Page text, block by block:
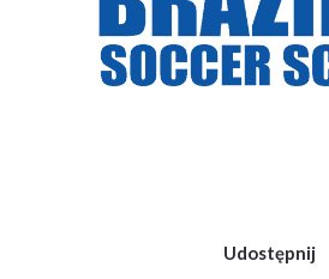
Udostępnij